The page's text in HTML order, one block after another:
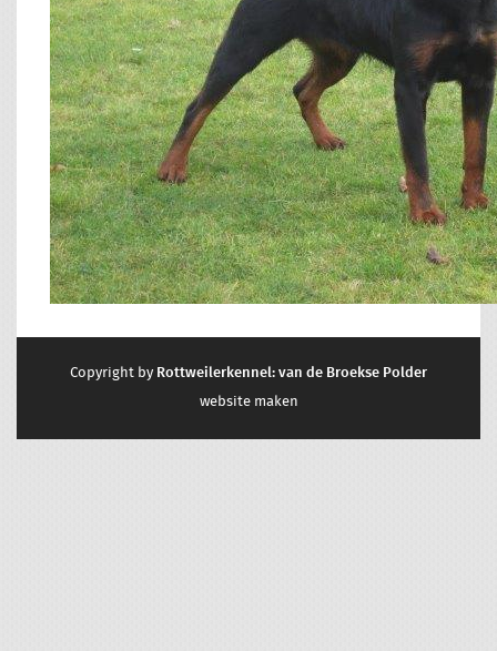
Copyright by Rottweilerkennel: van de Broekse Polder
website maken